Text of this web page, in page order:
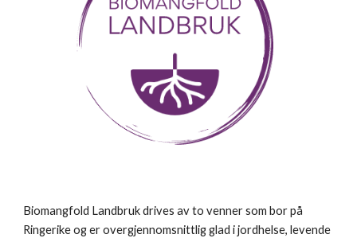
Biomangfold Landbruk drives av to venner som bor på
Ringerike og er overgjennomsnittlig glad i jordhelse, levende